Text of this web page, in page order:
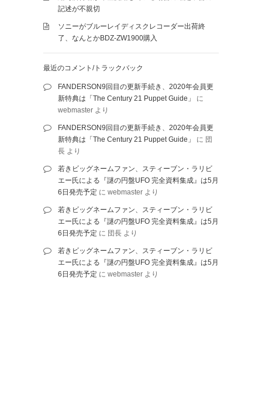
記述が不親切
ソニーがブルーレイディスクレコーダー出荷終
了、なんとかBDZ-ZW1900購入
最近のコメント/トラックバック
FANDERSON9回目の更新手続き、2020年会員更
新特典は「The Century 21 Puppet Guide」
に
webmaster より
FANDERSON9回目の更新手続き、2020年会員更
新特典は「The Century 21 Puppet Guide」
に 団
長 より
若きビッグネームファン、スティーブン・ラリビ
エー氏による『謎の円盤UFO 完全資料集成』は5月
6日発売予定 に webmaster より
若きビッグネームファン、スティーブン・ラリビ
エー氏による『謎の円盤UFO 完全資料集成』は5月
6日発売予定 に 団長 より
若きビッグネームファン、スティーブン・ラリビ
エー氏による『謎の円盤UFO 完全資料集成』は5月
6日発売予定 に webmaster より